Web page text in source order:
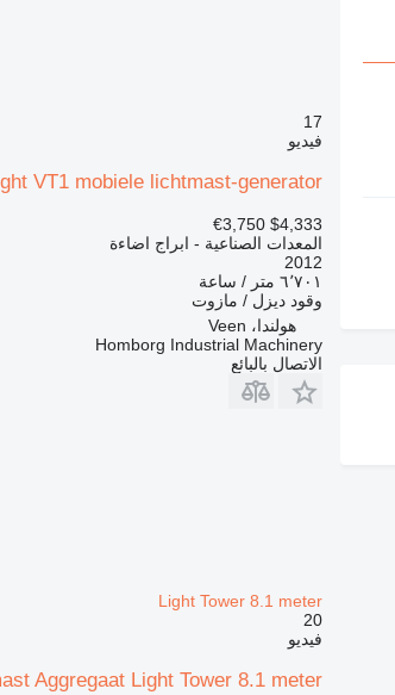
17
فيديو
VT1 mobiele lichtmast-generator
$4,333
€3,750
المعدات الصناعية - ابراج اضاءة
2012
٦٬٧٠١ متر / ساعة
وقود ديزل / مازوت
هولندا، Veen
Homborg Industrial Machinery
الاتصال بالبائع
Light Tower 8.1 meter
20
فيديو
Aggregaat Light Tower 8.1 meter